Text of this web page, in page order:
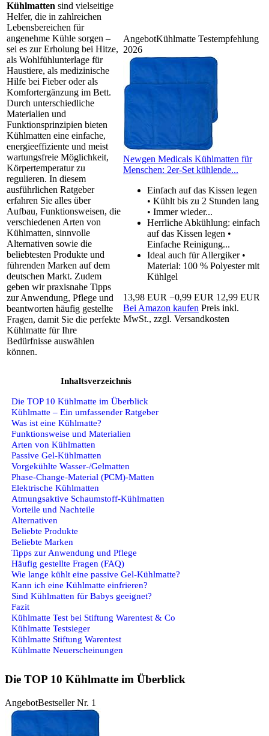
Kühlmatten sind vielseitige
Helfer, die in zahlreichen
Lebensbereichen für
angenehme Kühle sorgen –
sei es zur Erholung bei Hitze,
als Wohlfühlunterlage für
Haustiere, als medizinische
Hilfe bei Fieber oder als
Komfortergänzung im Bett.
Durch unterschiedliche
Materialien und
Funktionsprinzipien bieten
Kühlmatten eine einfache,
energieeffiziente und meist
wartungsfreie Möglichkeit,
Körpertemperatur zu
regulieren. In diesem
ausführlichen Ratgeber
erfahren Sie alles über
Aufbau, Funktionsweisen, die
verschiedenen Arten von
Kühlmatten, sinnvolle
Alternativen sowie die
beliebtesten Produkte und
führenden Marken auf dem
deutschen Markt. Zudem
geben wir praxisnahe Tipps
zur Anwendung, Pflege und
beantworten häufig gestellte
Fragen, damit Sie die perfekte
Kühlmatte für Ihre
Bedürfnisse auswählen
können.
AngebotKühlmatte Testempfehlung
2026
Newgen Medicals Kühlmatten für
Menschen: 2er-Set kühlende...
Einfach auf das Kissen legen
• Kühlt bis zu 2 Stunden lang
• Immer wieder...
Herrliche Abkühlung: einfach
auf das Kissen legen •
Einfache Reinigung...
Ideal auch für Allergiker •
Material: 100 % Polyester mit
Kühlgel
13,98 EUR −0,99 EUR 12,99 EUR
Bei Amazon kaufen Preis inkl.
MwSt., zzgl. Versandkosten
Inhaltsverzeichnis
Die TOP 10 Kühlmatte im Überblick
Kühlmatte – Ein umfassender Ratgeber
Was ist eine Kühlmatte?
Funktionsweise und Materialien
Arten von Kühlmatten
Passive Gel-Kühlmatten
Vorgekühlte Wasser‑/Gelmatten
Phase-Change-Material (PCM)-Matten
Elektrische Kühlmatten
Atmungsaktive Schaumstoff-Kühlmatten
Vorteile und Nachteile
Alternativen
Beliebte Produkte
Beliebte Marken
Tipps zur Anwendung und Pflege
Häufig gestellte Fragen (FAQ)
Wie lange kühlt eine passive Gel-Kühlmatte?
Kann ich eine Kühlmatte einfrieren?
Sind Kühlmatten für Babys geeignet?
Fazit
Kühlmatte Test bei Stiftung Warentest & Co
Kühlmatte Testsieger
Kühlmatte Stiftung Warentest
Kühlmatte Neuerscheinungen
Die TOP 10 Kühlmatte im Überblick
AngebotBestseller Nr. 1